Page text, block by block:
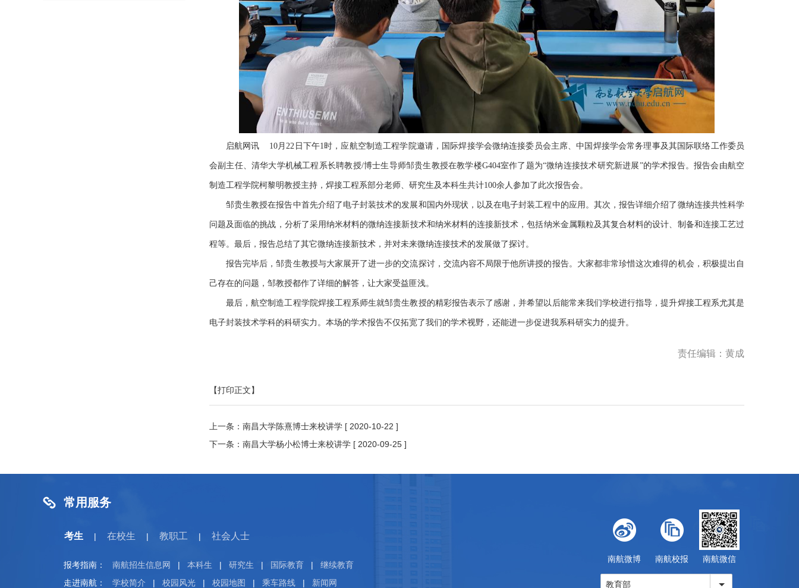
启航网讯 10月22 日下午1时，应航空制造工程学院邀请， 国际焊接学会微纳连接委员会主席、中国焊接学会常务理事及其国际联络工作委员
会副主任、清华大学机械工程系长聘教授/博士生导师邹贵生教授在教学楼G404室作了题为“微纳连接技术研究新进展”的学术报告。报告会由航空
制造工程学院柯黎明教授主持，焊接工程系部分老师、研究生及本科生共计100余人参加了此次报告会。
邹贵生教授在报告中首先介绍了电子封装技术的发展和国内外现状，以及在电子封装工程中的应用。其次，报告详细介绍了微纳连接共性科学
问题及面临的挑战，分析了采用纳米材料的微纳连接新技术和纳米材料的连接新技术，包括纳米金属颗粒及其复合材料的设计、制备和连接工艺过
程等。最后，报告总结了其它微纳连接新技术，并对未来微纳连接技术的发展做了探讨。
报告完毕后，邹贵生教授与大家展开了进一步的交流探讨，交流内容不局限于他所讲授的报告。大家都非常珍惜这次难得的机会，积极提出自
己存在的问题，邹教授都作了详细的解答，让大家受益匪浅。
最后，航空制造工程学院焊接工程系师生就邹贵生教授的精彩报告表示了感谢，并希望以后能常来我们学校进行指导，提升焊接工程系尤其是
电子封装技术学科的科研实力。本场的学术报告不仅拓宽了我们的学术视野，还能进一步促进我系科研实力的提升。
责任编辑：黄成
【打印正文】
上一条： 南昌大学陈熹博士来校讲学 [ 2020-10-22 ]
下一条： 南昌大学杨小松博士来校讲学 [ 2020-09-25 ]
常用服务
考生 | 在校生 | 教职工 | 社会人士
报考指南： 南航招生信息网 | 本科生 | 研究生 | 国际教育 |
继续教育
走进南航：
学校简介 | 校园风光 | 校园地图 | 乘车路线 | 新闻网
南航微博 南航校报 南航微信
教育部